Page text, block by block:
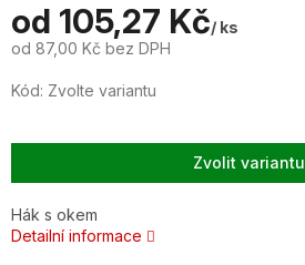
od 105,27 Kč/ ks
od 87,00 Kč bez DPH
cena:
Kód: Zvolte variantu
Zvolit variantu
Hák s okem
Detailní informace